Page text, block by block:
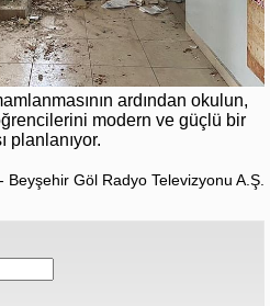
ardından okulun,
modern ve güçlü bir
planlanıyor.
Beyşehir Göl Radyo Televizyonu A.Ş.